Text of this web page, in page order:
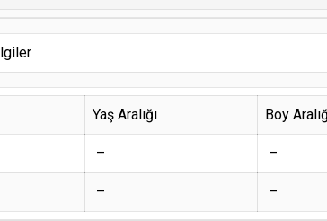
Yaş Aralığı Boy
– –
– –